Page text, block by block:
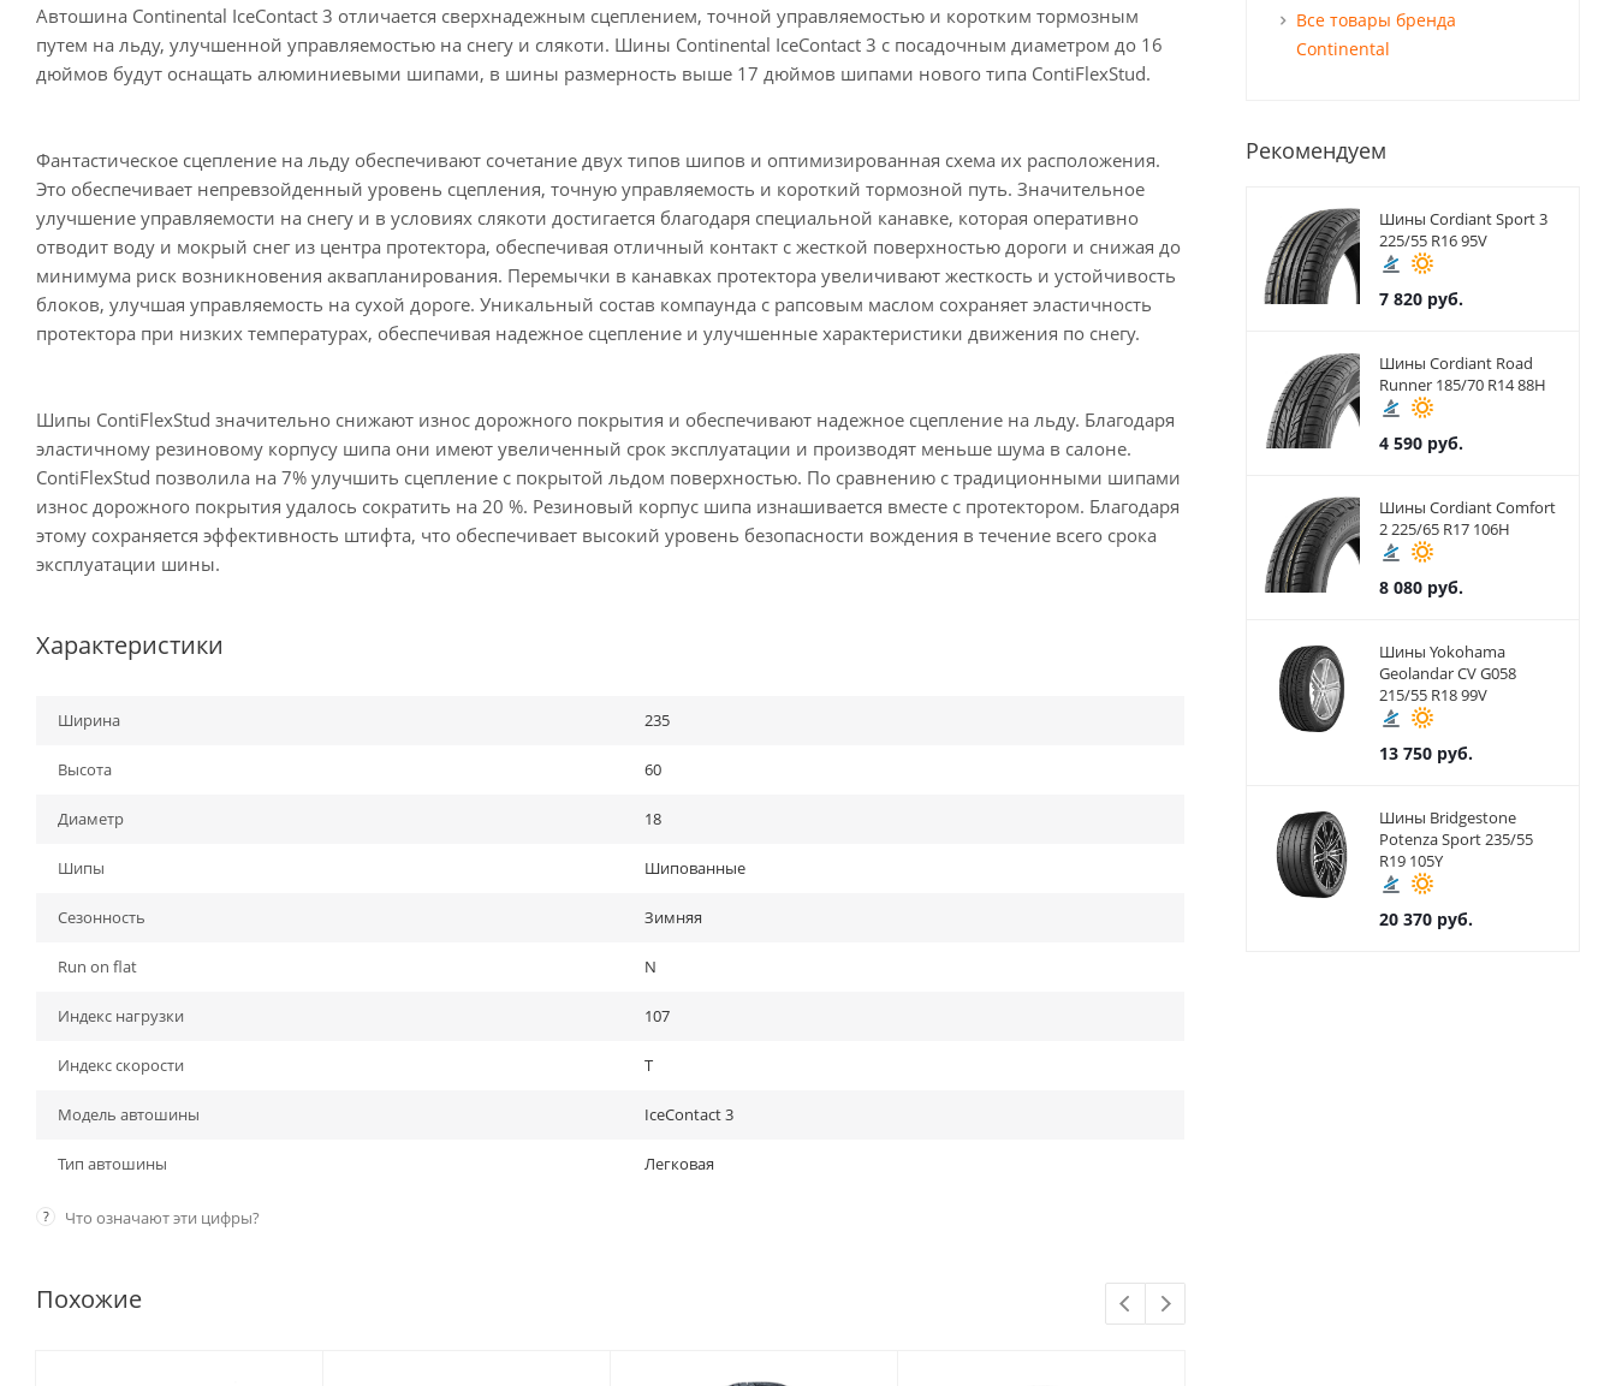
Автошина Continental IceContact 3 отличается сверхнадежным сцеплением, точной управляемостью и коротким тормозным
путем на льду, улучшенной управляемостью на снегу и слякоти. Шины Continental IceContact 3 с посадочным диаметром до 16
дюймов будут оснащать алюминиевыми шипами, в шины размерность выше 17 дюймов шипами нового типа ContiFlexStud.
Фантастическое сцепление на льду обеспечивают сочетание двух типов шипов и оптимизированная схема их расположения.
Это обеспечивает непревзойденный уровень сцепления, точную управляемость и короткий тормозной путь. Значительное
улучшение управляемости на снегу и в условиях слякоти достигается благодаря специальной канавке, которая оперативно
отводит воду и мокрый снег из центра протектора, обеспечивая отличный контакт с жесткой поверхностью дороги и снижая до
минимума риск возникновения аквапланирования. Перемычки в канавках протектора увеличивают жесткость и устойчивость
блоков, улучшая управляемость на сухой дороге. Уникальный состав компаунда с рапсовым маслом сохраняет эластичность
протектора при низких температурах, обеспечивая надежное сцепление и улучшенные характеристики движения по снегу.
Шипы ContiFlexStud значительно снижают износ дорожного покрытия и обеспечивают надежное сцепление на льду. Благодаря
эластичному резиновому корпусу шипа они имеют увеличенный срок эксплуатации и производят меньше шума в салоне.
ContiFlexStud позволила на 7% улучшить сцепление с покрытой льдом поверхностью. По сравнению с традиционными шипами
износ дорожного покрытия удалось сократить на 20 %. Резиновый корпус шипа изнашивается вместе с протектором. Благодаря
этому сохраняется эффективность штифта, что обеспечивает высокий уровень безопасности вождения в течение всего срока
эксплуатации шины.
Характеристики
Ширина 235
Высота 60
Диаметр 18
Шипы Шипованные
Сезонность Зимняя
Run on flat N
Индекс нагрузки 107
Индекс скорости T
Модель автошины IceContact 3
Тип автошины Легковая
? Что означают эти цифры?
Похожие
Все товары бренда
Continental
Рекомендуем
Шины Cordiant Sport 3
225/55 R16 95V
7 820руб.
Шины Cordiant Road
Runner 185/70 R14 88H
4 590руб.
Шины Cordiant Comfort
2 225/65 R17 106H
8 080руб.
Шины Yokohama
Geolandar CV G058
215/55 R18 99V
13 750руб.
Шины Bridgestone
Potenza Sport 235/55
R19 105Y
20 370руб.